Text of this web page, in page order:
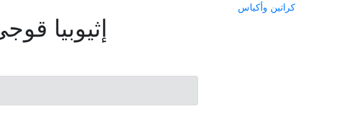
كراتين وأكياس
إثيوبيا